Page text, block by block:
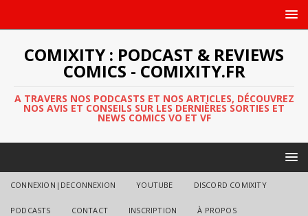
COMIXITY : PODCAST & REVIEWS
COMICS - COMIXITY.FR
A TRAVERS NOS PODCASTS ET NOS ARTICLES, DÉCOUVREZ
NOS AVIS ET CONSEILS SUR LES DERNIÈRES SORTIES ET
NEWS COMICS VO ET VF
CONNEXION|DECONNEXION YOUTUBE DISCORD COMIXITY
PODCASTS CONTACT INSCRIPTION À PROPOS